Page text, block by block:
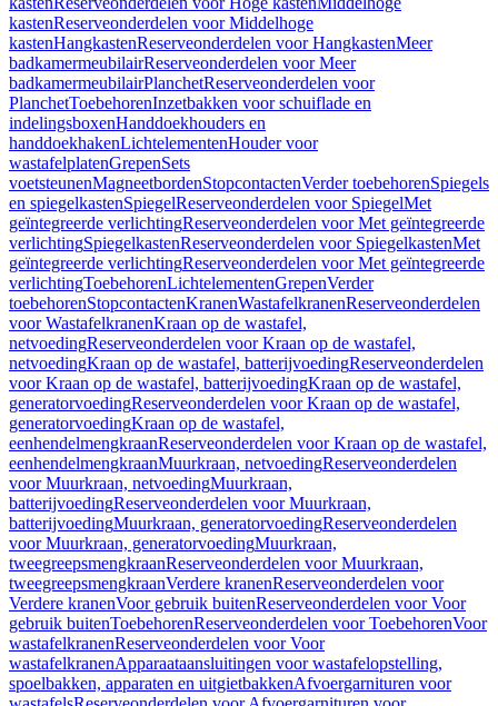
kastenReserveonderdelen voor Middelhoge
kastenHangkastenReserveonderdelen voor HangkastenMeer
badkamermeubilairReserveonderdelen voor Meer
badkamermeubilairPlanchetReserveonderdelen voor
PlanchetToebehorenInzetbakken voor schuiflade en
indelingsboxenHanddoekhouders en
handdoekhakenLichtelementenHouder voor
wastafelplatenGrepenSets
voetsteunenMagneetbordenStopcontactenVerder toebehorenSpiegels
en spiegelkastenSpiegelReserveonderdelen voor SpiegelMet
geïntegreerde verlichtingReserveonderdelen voor Met geïntegreerde
verlichtingSpiegelkastenReserveonderdelen voor SpiegelkastenMet
geïntegreerde verlichtingReserveonderdelen voor Met geïntegreerde
verlichtingToebehorenLichtelementenGrepenVerder
toebehorenStopcontactenKranenWastafelkranenReserveonderdelen
voor WastafelkranenKraan op de wastafel,
netvoedingReserveonderdelen voor Kraan op de wastafel,
netvoedingKraan op de wastafel, batterijvoedingReserveonderdelen
voor Kraan op de wastafel, batterijvoedingKraan op de wastafel,
generatorvoedingReserveonderdelen voor Kraan op de wastafel,
generatorvoedingKraan op de wastafel,
eenhendelmengkraanReserveonderdelen voor Kraan op de wastafel,
eenhendelmengkraanMuurkraan, netvoedingReserveonderdelen
voor Muurkraan, netvoedingMuurkraan,
batterijvoedingReserveonderdelen voor Muurkraan,
batterijvoedingMuurkraan, generatorvoedingReserveonderdelen
voor Muurkraan, generatorvoedingMuurkraan,
tweegreepsmengkraanReserveonderdelen voor Muurkraan,
tweegreepsmengkraanVerdere kranenReserveonderdelen voor
Verdere kranenVoor gebruik buitenReserveonderdelen voor Voor
gebruik buitenToebehorenReserveonderdelen voor ToebehorenVoor
wastafelkranenReserveonderdelen voor Voor
wastafelkranenApparaataansluitingen voor wastafelopstelling,
spoelbakken, apparaten en uitgietbakkenAfvoergarnituren voor